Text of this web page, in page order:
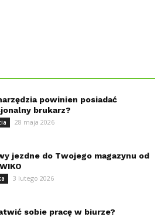
powinien posiadać
brukarz?
28 maja 2026
jezdne do Twojego magazynu od
3 lutego 2026
sobie pracę w biurze?